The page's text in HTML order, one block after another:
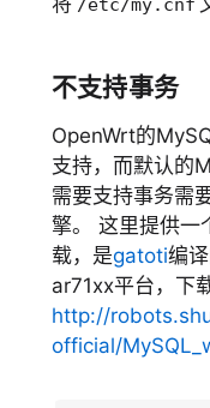
/etc/my.cnf
不支持事务
OpenWrt的
支持，而默认的
需要支持事务需
擎。 这里提供一
载，是gatoti编
ar71xx平台，下
http://
official/